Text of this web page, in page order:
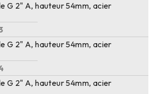
G 2" A, hauteur 54mm, acier
G 2" A, hauteur 54mm, acier
G 2" A, hauteur 54mm, acier